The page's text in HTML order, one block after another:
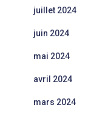
juillet 2024
juin 2024
mai 2024
avril 2024
mars 2024